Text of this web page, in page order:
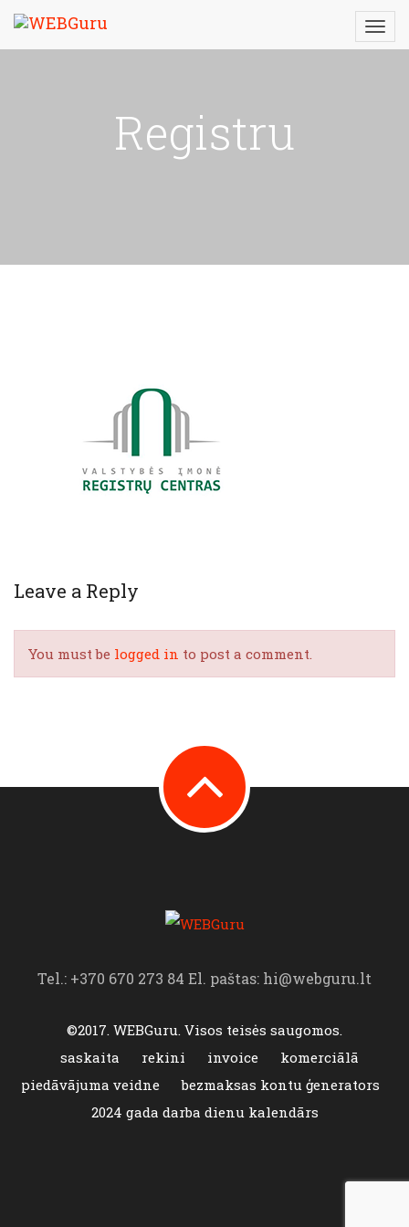
Registru
Leave a Reply
You must be logged in to post a comment.
Tel.: +370 670 273 84 El. paštas: hi@webguru.lt
©2017. WEBGuru. Visos teisės saugomos.
saskaita
rekini invoice
komerciālā
piedāvājuma veidne
bezmaksas kontu ģenerators
2024 gada darba dienu kalendārs